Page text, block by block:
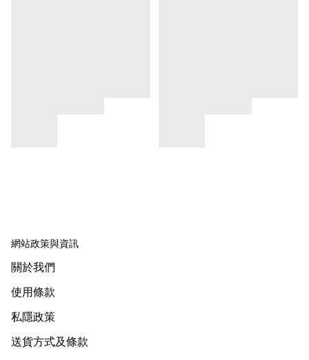
網站政策與資訊
關於我們
使用條款
私隱政策
送貨方式及條款